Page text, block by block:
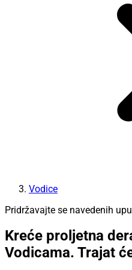
Vodice
Pridržavajte se navedenih
Kreće proljetna
Vodicama. Trajat